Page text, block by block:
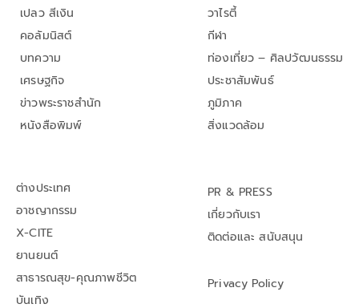
เปลว สีเงิน
คอลัมนิสต์
บทความ
เศรษฐกิจ
ข่าวพระราชสำนัก
หนังสือพิมพ์
วาไรตี้
กีฬา
ท่องเที่ยว – ศิลปวัฒนธรรม
ประชาสัมพันธ์
ภูมิภาค
สิ่งแวดล้อม
ต่างประเทศ
อาชญากรรม
X-CITE
ยานยนต์
สาธารณสุข-คุณภาพชีวิต
บันเทิง
PR & PRESS
เกี่ยวกับเรา
ติดต่อและ สนับสนุน
Privacy Policy